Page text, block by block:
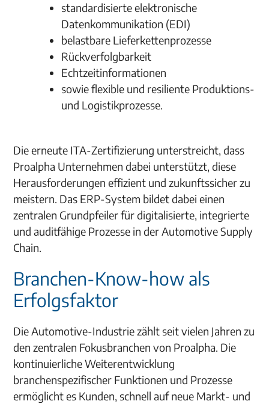
standardisierte elektronische
Datenkommunikation (EDI)
belastbare Lieferkettenprozesse
Rückverfolgbarkeit
Echtzeitinformationen
sowie flexible und resiliente Produktions-
und Logistikprozesse.
Die erneute ITA-Zertifizierung unterstreicht, dass
Proalpha Unternehmen dabei unterstützt, diese
Herausforderungen effizient und zukunftssicher zu
meistern. Das ERP-System bildet dabei einen
zentralen Grundpfeiler für digitalisierte, integrierte
und auditfähige Prozesse in der Automotive Supply
Chain.
Branchen-Know-how als
Erfolgsfaktor
Die Automotive-Industrie zählt seit vielen Jahren zu
den zentralen Fokusbranchen von Proalpha. Die
kontinuierliche Weiterentwicklung
branchenspezifischer Funktionen und Prozesse
ermöglicht es Kunden, schnell auf neue Markt- und